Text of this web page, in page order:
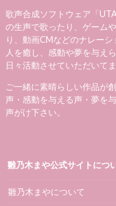
歌声合成ソフトウェア「
の生声で歌ったり、ゲーム
り、動画CMなどのナレー
人を癒し、感動や夢を与え
日々活動させていただいてま
ご一緒に素晴らしい作品が
声・感動を与える声・夢を
声がけ下さい。
雛乃木まや公式サイトにつ
雛乃木まやについて